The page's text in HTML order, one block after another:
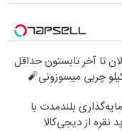
۲۰۲۸
که رئیس جمهور به طور
از او رهبری حزب
بخورد، ایران
آقای رئیس جمهور می‌گوید
تا آخر تابستون حداقل
بلندمدت با
نقره از دیجی‌کالا